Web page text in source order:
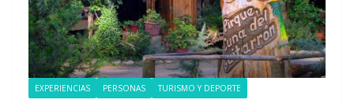
EXPERIENCIAS PERSONAS TURISMO Y DEPORTE